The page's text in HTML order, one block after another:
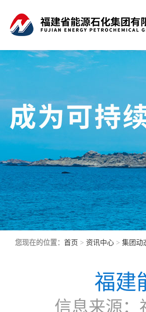
您现在的位置： 首页 > 资讯中心 > 集团动
福建
信息来源：